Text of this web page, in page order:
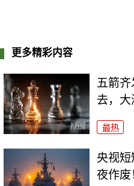
更多精彩内容
五箭
去，
最热
央视
夜作废